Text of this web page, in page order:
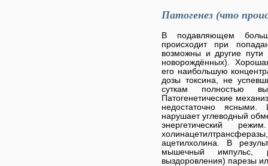
Патогенез (что
В подавляющем
происходит при
возможны и другие пути
новорождённых).
его наибольшую
дозы токсина, не
суткам полностью
Патогенетические
недостаточно ясными.
нарушает углеводный
энергетический
ацетилхолина. В
мышечный импульс,
выздоровления) парезы